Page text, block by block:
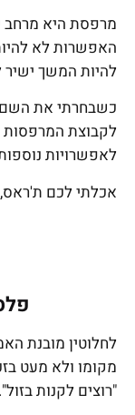
מרפסת היא מרחב
האפשרות לא
להיות המשך
כשבחרתי את
לקבוצת המרפסות
לאפשרויות
אכלתי לכם
לחלוטין מובנת
מקומו ולא מעט
"רוצים לקנות בזול".